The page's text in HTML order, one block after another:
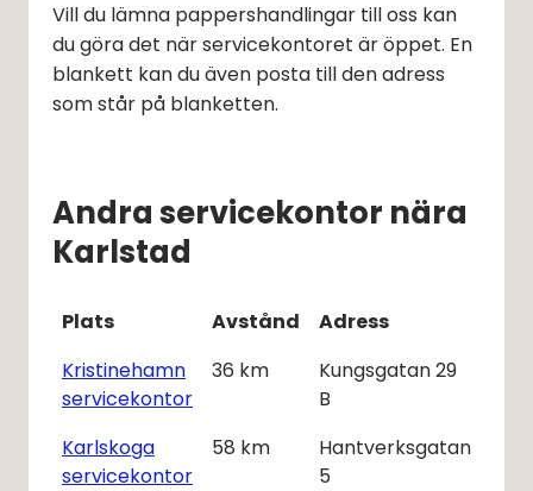
Vill du lämna pappershandlingar till oss kan
du göra det när servicekontoret är öppet. En
blankett kan du även posta till den adress
som står på blanketten.
Andra servicekontor nära
Karlstad
Plats Avstånd
Adress
Kristinehamn
servicekontor
36 km
Kungsgatan 29
B
Karlskoga
servicekontor
58 km
Hantverksgatan
5